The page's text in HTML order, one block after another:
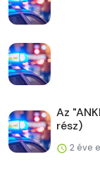
Az
rész)
2 éve